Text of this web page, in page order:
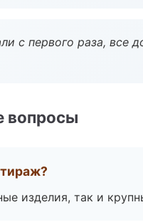
с первого раза, все
вопросы
изделия, так и